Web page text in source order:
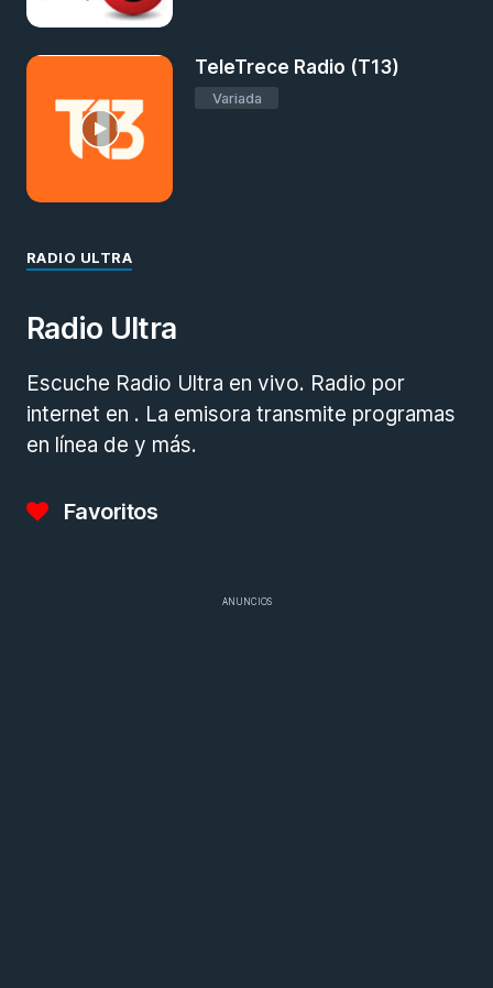
TeleTrece Radio (T13)
Variada
RADIO ULTRA
Radio Ultra
Escuche Radio Ultra en vivo. Radio por
internet en . La emisora transmite programas
en línea de y más.
Favoritos
ANUNCIOS